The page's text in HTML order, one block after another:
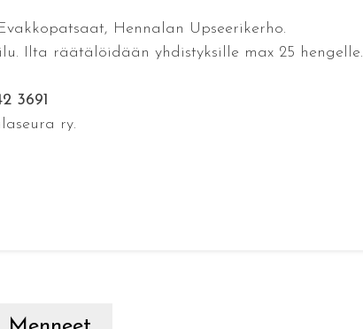
Hennalan Upseerikerho.
Ilta räätälöidään yhdistyksille max 25 hengelle.
3691
ry.